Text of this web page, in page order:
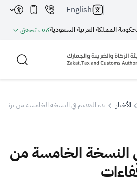
المملكة العربية السعوديةكيف تتحقق
English
الأخبار بدء التقديم في النسخة الخامسة من برنامج
النسخة الخامسة من